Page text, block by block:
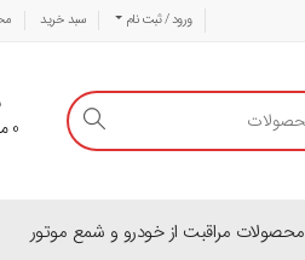
ورود / ثبت نام سبد خرید
0
محصولات مراقبت از خودرو و شمع موتور